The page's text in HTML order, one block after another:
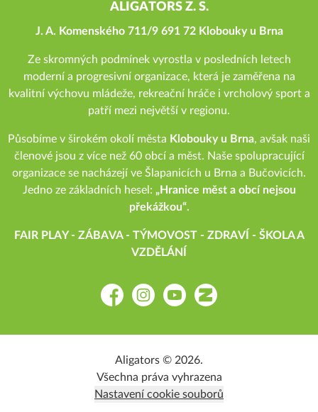
ALIGATORS Z. S.
J. A. Komenského 711/9 691 72 Klobouky u Brna
Ze skromných podmínek vyrostla v posledních letech
moderní a progresivní organizace, která je zaměřena na
kvalitní výchovu mládeže, rekreační hráče i vrcholový sport a
patří mezi největší v regionu.
Působíme v širokém okolí města Klobouky u Brna, avšak naši
členové jsou z více než 60 obcí a měst. Naše spolupracující
organizace se nacházejí ve Šlapanicích u Brna a Bučovicích.
Jedno ze základních hesel: „Hranice měst a obcí nejsou
překážkou“.
FAIR PLAY - ZÁBAVA - TÝMOVOST - ZDRAVÍ - ŠKOLA A
VZDĚLÁNÍ
FacebookInstagramYouTubeZonerama
Aligators © 2026.
Všechna práva vyhrazena
Nastavení cookie souborů